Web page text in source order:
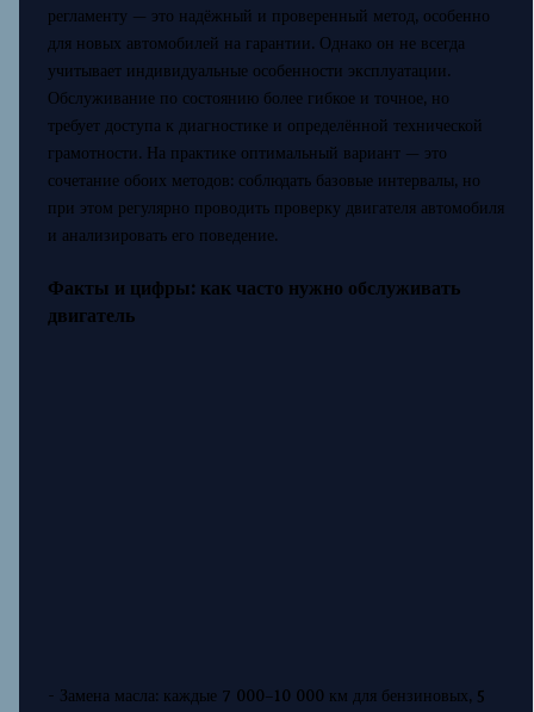
регламенту — это надёжный и проверенный метод, особенно
для новых автомобилей на гарантии. Однако он не всегда
учитывает индивидуальные особенности эксплуатации.
Обслуживание по состоянию более гибкое и точное, но
требует доступа к диагностике и определённой технической
грамотности. На практике оптимальный вариант — это
сочетание обоих методов: соблюдать базовые интервалы, но
при этом регулярно проводить проверку двигателя автомобиля
и анализировать его поведение.
Факты и цифры: как часто нужно обслуживать
двигатель
- Замена масла: каждые 7 000–10 000 км для бензиновых, 5